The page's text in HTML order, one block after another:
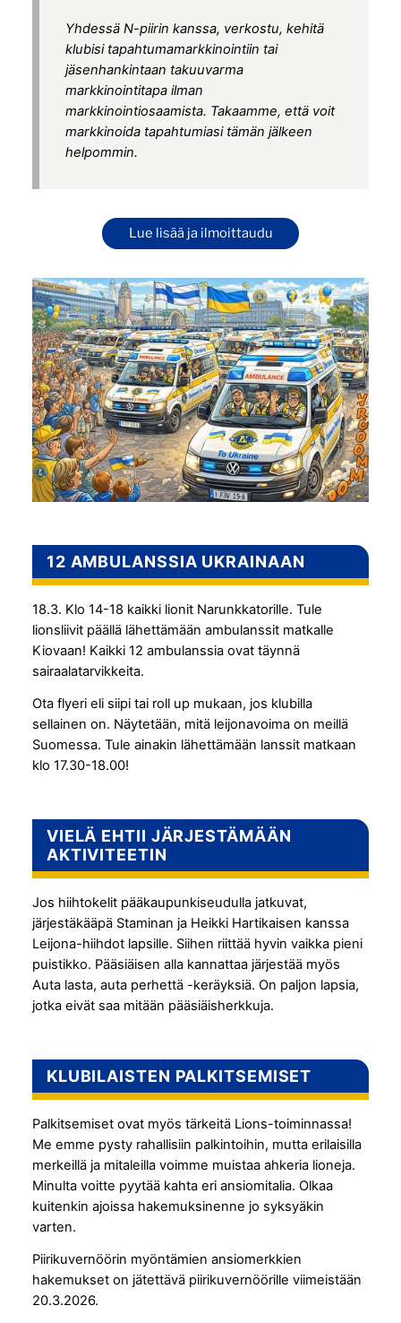
Yhdessä N-piirin kanssa, verkostu, kehitä
klubisi tapahtumamarkkinointiin tai
jäsenhankintaan takuuvarma
markkinointitapa ilman
markkinointiosaamista. Takaamme, että voit
markkinoida tapahtumiasi tämän jälkeen
helpommin.
Lue lisää ja ilmoittaudu
12 AMBULANSSIA UKRAINAAN
18.3. Klo 14-18 kaikki lionit Narunkkatorille. Tule
lionsliivit päällä lähettämään ambulanssit matkalle
Kiovaan! Kaikki 12 ambulanssia ovat täynnä
sairaalatarvikkeita.
Ota flyeri eli siipi tai roll up mukaan, jos klubilla
sellainen on. Näytetään, mitä leijonavoima on meillä
Suomessa. Tule ainakin lähettämään lanssit matkaan
klo 17.30-18.00!
VIELÄ EHTII JÄRJESTÄMÄÄN
AKTIVITEETIN
Jos hiihtokelit pääkaupunkiseudulla jatkuvat,
järjestäkääpä Staminan ja Heikki Hartikaisen kanssa
Leijona-hiihdot lapsille. Siihen riittää hyvin vaikka pieni
puistikko. Pääsiäisen alla kannattaa järjestää myös
Auta lasta, auta perhettä -keräyksiä. On paljon lapsia,
jotka eivät saa mitään pääsiäisherkkuja.
KLUBILAISTEN PALKITSEMISET
Palkitsemiset ovat myös tärkeitä Lions-toiminnassa!
Me emme pysty rahallisiin palkintoihin, mutta erilaisilla
merkeillä ja mitaleilla voimme muistaa ahkeria lioneja.
Minulta voitte pyytää kahta eri ansiomitalia. Olkaa
kuitenkin ajoissa hakemuksinenne jo syksyäkin
varten.
Piirikuvernöörin myöntämien ansiomerkkien
hakemukset on jätettävä piirikuvernöörille viimeistään
20.3.2026.